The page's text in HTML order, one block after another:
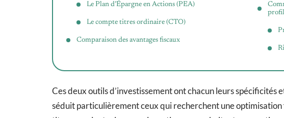
Le Plan d’Épargne en Actions (PEA)
Le compte titres ordinaire (CTO)
Comparaison des avantages fiscaux
profil
Ces deux outils d’investissement ont chacun leurs spécificités
séduit particulièrement ceux qui recherchent une